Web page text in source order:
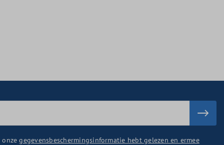
onzegegevensbeschermingsinformatie hebt gelezen en ermee